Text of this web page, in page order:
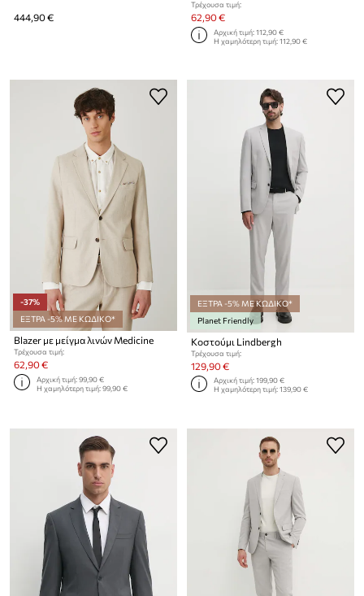
444,90 €
Τρέχουσα τιμή:
62,90 €
Αρχική τιμή:112,90 €
Η χαμηλότερη τιμή:112,90 €
-37%
ΕΞΤΡΑ -5% ΜΕ ΚΩΔΙΚΟ*
Blazer με μείγμα λινών Medicine
Τρέχουσα τιμή:
62,90 €
Αρχική τιμή:99,90 €
Η χαμηλότερη τιμή:99,90 €
ΕΞΤΡΑ -5% ΜΕ ΚΩΔΙΚΟ*
Planet Friendly
Κοστούμι Lindbergh
Τρέχουσα τιμή:
129,90 €
Αρχική τιμή:199,90 €
Η χαμηλότερη τιμή:139,90 €